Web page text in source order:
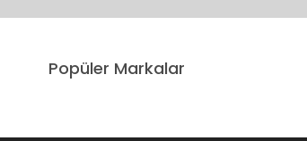
Ürün açıklamasında eksik bilgiler bulunuyor.
Popüler Markalar